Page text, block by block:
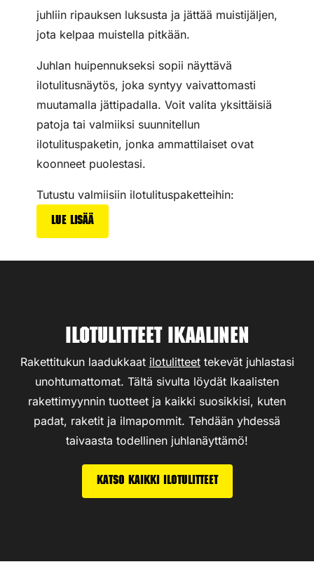
juhliin ripauksen luksusta ja jättää muistijäljen,
jota kelpaa muistella pitkään.
Juhlan huipennukseksi sopii näyttävä
ilotulitusnäytös, joka syntyy vaivattomasti
muutamalla jättipadalla. Voit valita yksittäisiä
patoja tai valmiiksi suunnitellun
ilotulituspaketin, jonka ammattilaiset ovat
koonneet puolestasi.
Tutustu valmiisiin ilotulituspaketteihin:
Lue lisää
Ilotulitteet Ikaalinen
Rakettitukun laadukkaat ilotulitteettekevät juhlastasi
unohtumattomat. Tältä sivulta löydät Ikaalisten
rakettimyynnin tuotteet ja kaikki suosikkisi, kuten
padat, raketit ja ilmapommit. Tehdään yhdessä
taivaasta todellinen juhlanäyttämö!
Katso kaikki ilotulitteet